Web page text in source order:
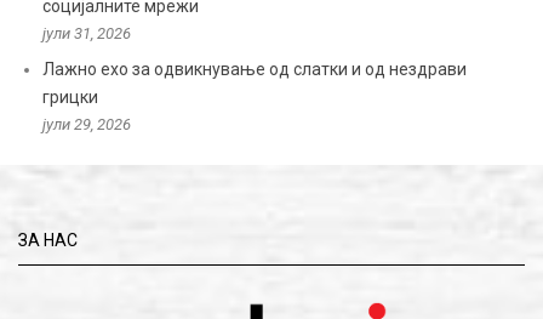
социјалните мрежи
јули 31, 2026
Лажно ехо за одвикнување од слатки и од нездрави
грицки
јули 29, 2026
ЗА НАС